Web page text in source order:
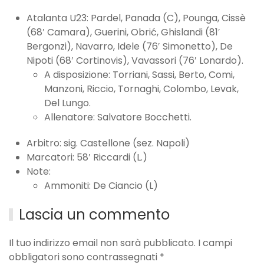
Atalanta U23: Pardel, Panada (C), Pounga, Cissè
(68′ Camara), Guerini, Obrić, Ghislandi (81′
Bergonzi), Navarro, Idele (76′ Simonetto), De
Nipoti (68′ Cortinovis), Vavassori (76′ Lonardo).
A disposizione: Torriani, Sassi, Berto, Comi,
Manzoni, Riccio, Tornaghi, Colombo, Levak,
Del Lungo.
Allenatore: Salvatore Bocchetti.
Arbitro: sig. Castellone (sez. Napoli)
Marcatori: 58′ Riccardi (L.)
Note:
Ammoniti: De Ciancio (L)
Lascia un commento
Il tuo indirizzo email non sarà pubblicato. I campi
obbligatori sono contrassegnati *